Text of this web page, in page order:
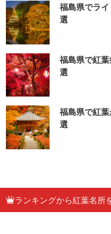
福島県でラ
選
福島県で紅
選
福島県で紅
選
ランキングから紅葉名所